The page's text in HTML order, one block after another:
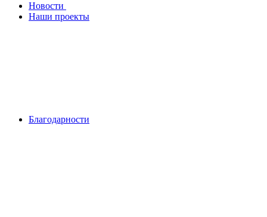
Новости
Наши проекты
Благодарности